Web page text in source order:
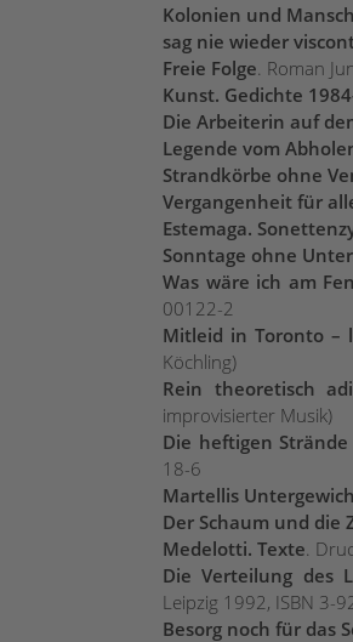
Kolonien und
sag nie wieder
Freie Folge . Roman
Kunst. Gedichte
Die Arbeiterin auf
Legende vom
Strandkörbe ohne
Vergangenheit für
Estemaga.
Sonntage ohne
Was wäre ich am
00122-2
Mitleid in Toronto –
Köchling)
Rein theoretisch
improvisierter Musik)
Die heftigen
18-6
Martellis
Der Schaum und die
Medelotti. Texte .
Die Verteilung des
Leipzig 1992, ISBN 3-
Besorg noch für das